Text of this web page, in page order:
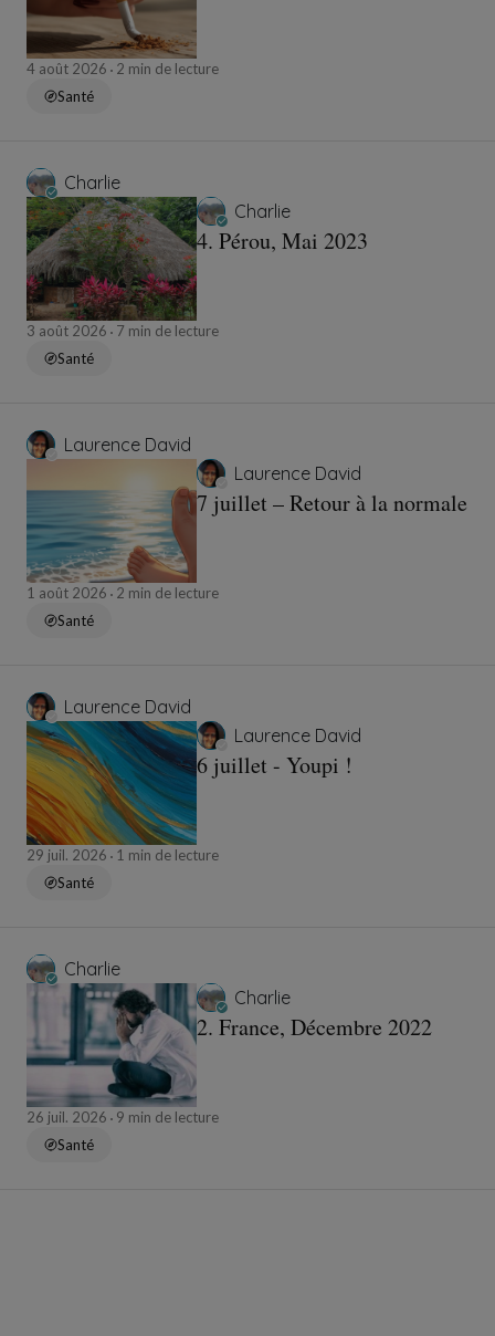
4 août 2026
2 min de lecture
Santé
Charlie
Charlie
4. Pérou, Mai 2023
3 août 2026
7 min de lecture
Santé
Laurence David
Laurence David
7 juillet – Retour à la normale
1 août 2026
2 min de lecture
Santé
Laurence David
Laurence David
6 juillet - Youpi !
29 juil. 2026
1 min de lecture
Santé
Charlie
Charlie
2. France, Décembre 2022
26 juil. 2026
9 min de lecture
Santé